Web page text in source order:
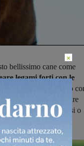
bellissimo cane come
legami forti con le
con altri cani meglio
e seguito. Da valutare
manifestato interessi o
×